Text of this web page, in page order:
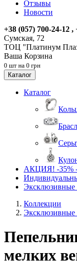
Отзывы
Новости
+38 (057) 700-24-12 ,
Сумская, 72
ТОЦ "Платинум
Ваша Корзина
0 шт на 0 грн
Каталог
Каталог
АКЦИЯ! -35% -
Эксклюзивные
Коллекции
Эксклюзивные
мелких